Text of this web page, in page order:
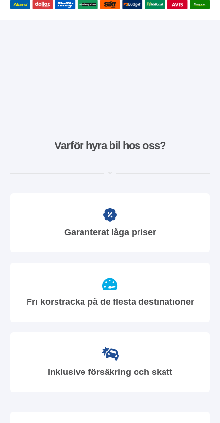
Varför hyra bil hos oss?
Garanterat låga priser
Fri körsträcka på de flesta destinationer
Inklusive försäkring och skatt